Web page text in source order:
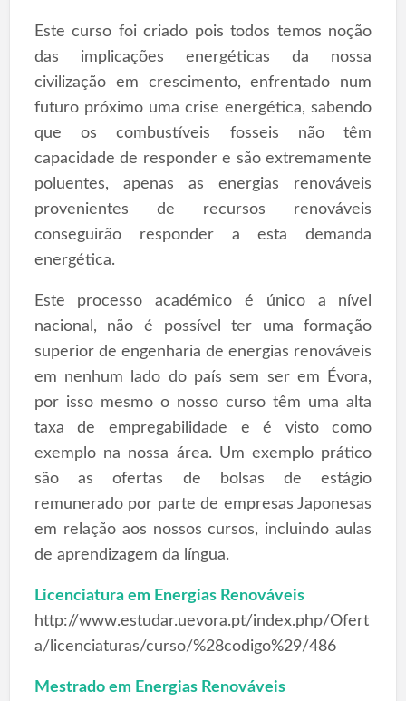
Este curso foi criado pois todos temos noção
das implicações energéticas da nossa
civilização em crescimento, enfrentado num
futuro próximo uma crise energética, sabendo
que os combustíveis fosseis não têm
capacidade de responder e são extremamente
poluentes, apenas as energias renováveis
provenientes de recursos renováveis
conseguirão responder a esta demanda
energética.
Este processo académico é único a nível
nacional, não é possível ter uma formação
superior de engenharia de energias renováveis
em nenhum lado do país sem ser em Évora,
por isso mesmo o nosso curso têm uma alta
taxa de empregabilidade e é visto como
exemplo na nossa área. Um exemplo prático
são as ofertas de bolsas de estágio
remunerado por parte de empresas Japonesas
em relação aos nossos cursos, incluindo aulas
de aprendizagem da língua.
Licenciatura em Energias Renováveis
http://www.estudar.uevora.pt/index.php/Ofert
a/licenciaturas/curso/%28codigo%29/486
Mestrado em Energias Renováveis